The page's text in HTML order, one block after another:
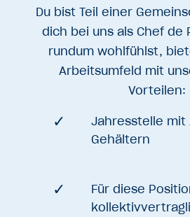
Du bist Teil einer
dich bei uns als Chef de
rundum wohlfühlst,
Arbeitsumfeld mit
Vorteilen:
Jahresstelle mit
Gehältern
Für diese